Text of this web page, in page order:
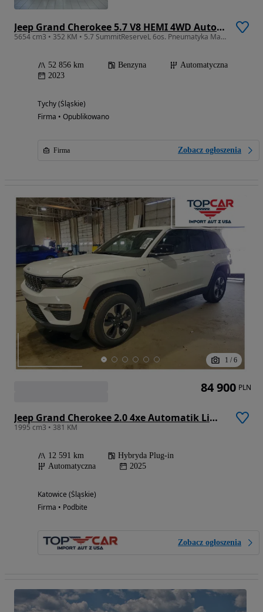
Jeep Grand Cherokee 5.7 V8 HEMI 4WD Automatik Summit
5654 cm3 • 352 KM • 5.7 SummitReserveL 6os. Pneumatyka Masaż Panorama Kamera360 FV23%
52 856 km Benzyna
Automatyczna
2023
Tychy (Śląskie)
Firma • Opublikowano
Firma Zobacz ogłoszenia
1 / 6
Jeep Grand Cherokee 2.0 4xe Automatik Limited
1995 cm3 • 381 KM
12 591 km
Hybryda Plug-in
Automatyczna
2025
Katowice (Śląskie)
Firma • Podbite
Zobacz ogłoszenia
84 900 PLN